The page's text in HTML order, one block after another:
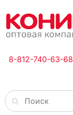
8-812-740-63-68